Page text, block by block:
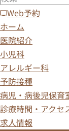
Web予約
ホーム
医院紹介
小児科
アレルギー科
予防接種
病児・病後児保育
診療時間・アクセ
求人情報